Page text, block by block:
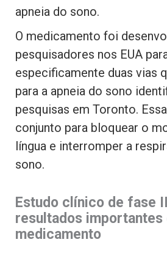
apneia do sono.
O medicamento foi
pesquisadores nos EUA
especificamente duas vias
para a apneia do sono
pesquisas em Toronto.
conjunto para bloquear o
língua e interromper a
sono.
Estudo clínico de fase
resultados importantes
medicamento